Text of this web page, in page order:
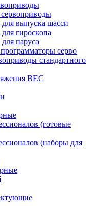
выпуска шасси
гироскопа
паруса
серво
стандартного
BEC
(готовые
(наборы для